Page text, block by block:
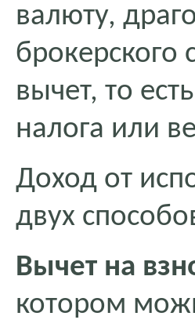
валюту,
брокерского
вычет, то
налога или
Доход от
двух
Вычет на
котором